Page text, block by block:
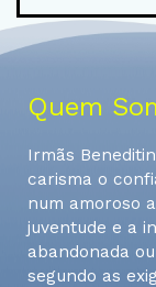
Quem
Irmãs
carisma o
num amoroso
juventude e a
abandonada
segundo as